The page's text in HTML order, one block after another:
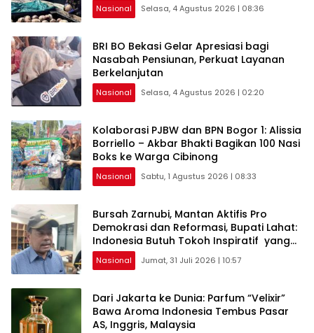
Nasional Selasa, 4 Agustus 2026 | 08:36
BRI BO Bekasi Gelar Apresiasi bagi
Nasabah Pensiunan, Perkuat Layanan
Berkelanjutan
Nasional Selasa, 4 Agustus 2026 | 02:20
Kolaborasi PJBW dan BPN Bogor 1: Alissia
Borriello – Akbar Bhakti Bagikan 100 Nasi
Boks ke Warga Cibinong
Nasional Sabtu, 1 Agustus 2026 | 08:33
Bursah Zarnubi, Mantan Aktifis Pro
Demokrasi dan Reformasi, Bupati Lahat:
Indonesia Butuh Tokoh Inspiratif yang
Konsisten Memperjuangkan Demokrasi,
Keadilan, dan Nilai-nilai Kemanusiaan
Sastra.
Nasional Jumat, 31 Juli 2026 | 10:57
Dari Jakarta ke Dunia: Parfum “Velixir”
Bawa Aroma Indonesia Tembus Pasar
AS, Inggris, Malaysia